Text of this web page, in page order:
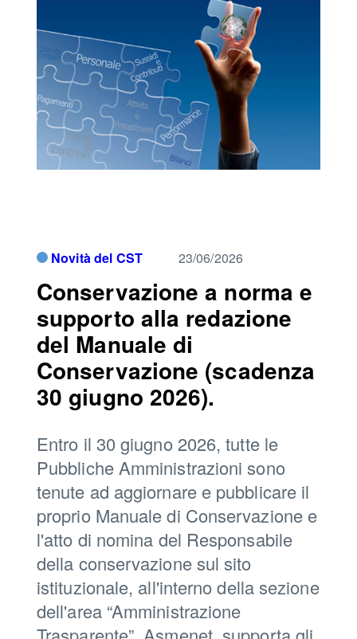
Novità del CST 23/06/2026
Conservazione a norma e
supporto alla redazione
del Manuale di
Conservazione (scadenza
30 giugno 2026).
Entro il 30 giugno 2026, tutte le
Pubbliche Amministrazioni sono
tenute ad aggiornare e pubblicare il
proprio Manuale di Conservazione e
l'atto di nomina del Responsabile
della conservazione sul sito
istituzionale, all'interno della sezione
dell'area “Amministrazione